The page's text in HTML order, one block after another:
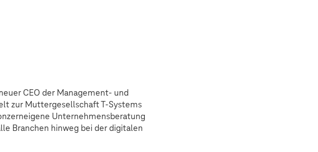
CEO der Management- und
zur Muttergesellschaft T-Systems
Unternehmensberatung
Branchen hinweg bei der digitalen